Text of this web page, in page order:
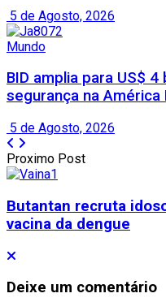
5 de Agosto, 2026
Mundo
BID amplia para US$
segurança na América
5 de Agosto, 2026
Proximo Post
Butantan recruta
vacina da dengue
Deixe um comentário